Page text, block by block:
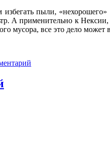
пыли,
А применительно к
мусора, все это дело